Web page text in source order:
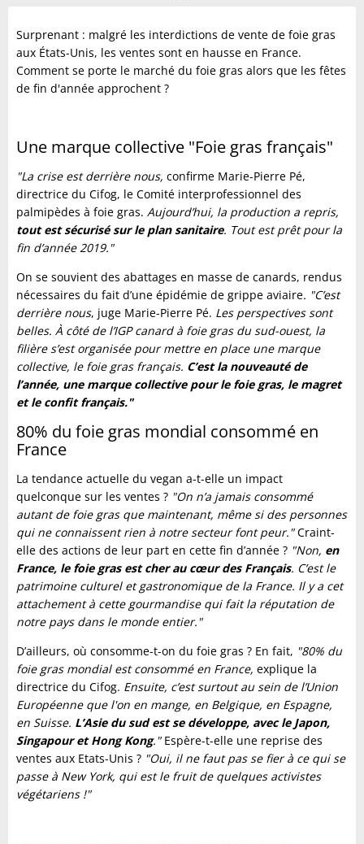
Surprenant : malgré les interdictions de vente de foie gras
aux États-Unis, les ventes sont en hausse en France.
Comment se porte le marché du foie gras alors que les fêtes
de fin d'année approchent ?
Une marque collective "Foie gras français"
"La crise est derrière nous, confirme Marie-Pierre Pé,
directrice du Cifog, le Comité interprofessionnel des
palmipèdes à foie gras. Aujourd’hui, la production a repris,
tout est sécurisé sur le plan sanitaire. Tout est prêt pour la
fin d’année 2019."
On se souvient des abattages en masse de canards, rendus
nécessaires du fait d’une épidémie de grippe aviaire. "C’est
derrière nous, juge Marie-Pierre Pé. Les perspectives sont
belles. À côté de l’IGP canard à foie gras du sud-ouest, la
filière s’est organisée pour mettre en place une marque
collective, le foie gras français. C’est la nouveauté de
l’année, une marque collective pour le foie gras, le magret
et le confit français."
80% du foie gras mondial consommé en
France
La tendance actuelle du vegan a-t-elle un impact
quelconque sur les ventes ? "On n’a jamais consommé
autant de foie gras que maintenant, même si des personnes
qui ne connaissent rien à notre secteur font peur."Craint-
elle des actions de leur part en cette fin d’année ? "Non, en
France, le foie gras est cher au cœur des Français. C’est le
patrimoine culturel et gastronomique de la France. Il y a cet
attachement à cette gourmandise qui fait la réputation de
notre pays dans le monde entier."
D’ailleurs, où consomme-t-on du foie gras ? En fait, "80% du
foie gras mondial est consommé en France, explique la
directrice du Cifog. Ensuite, c’est surtout au sein de l’Union
Européenne que l'on en mange, en Belgique, en Espagne,
en Suisse. L’Asie du sud est se développe, avec le Japon,
Singapour et Hong Kong."Espère-t-elle une reprise des
ventes aux Etats-Unis ? "Oui, il ne faut pas se fier à ce qui se
passe à New York, qui est le fruit de quelques activistes
végétariens !"